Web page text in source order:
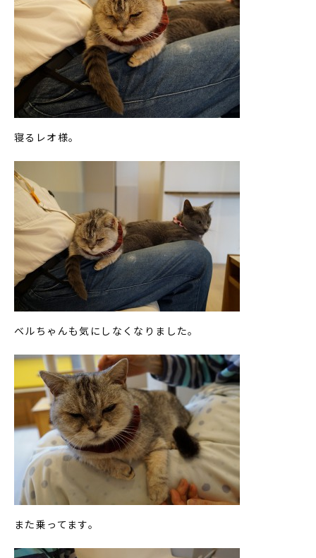
寝るレオ様。
ベルちゃんも気にしなくなりました。
また乗ってます。